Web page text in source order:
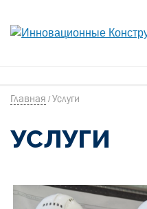
Главная / Услуги
УСЛУГИ